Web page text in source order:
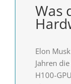
Was
Elon
Jahren
H100-